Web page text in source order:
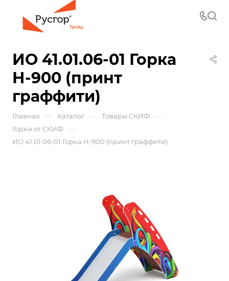
ИО 41.01.06-01 Горка
Н-900 (принт
граффити)
Главная — Каталог — Товары СКИФ —
Горки от СКИФ —
ИО 41.01.06-01 Горка Н-900 (принт граффити)